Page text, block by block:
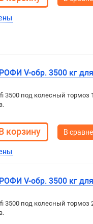
V-обр. 3500 кг
3500 под колесный тормоз
В
V-обр. 3500 кг
3500 под колесный тормоз